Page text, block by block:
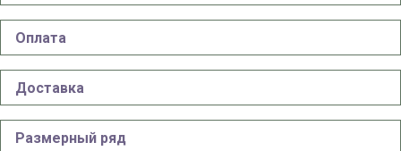
Оплата
Доставка
Размерный ряд